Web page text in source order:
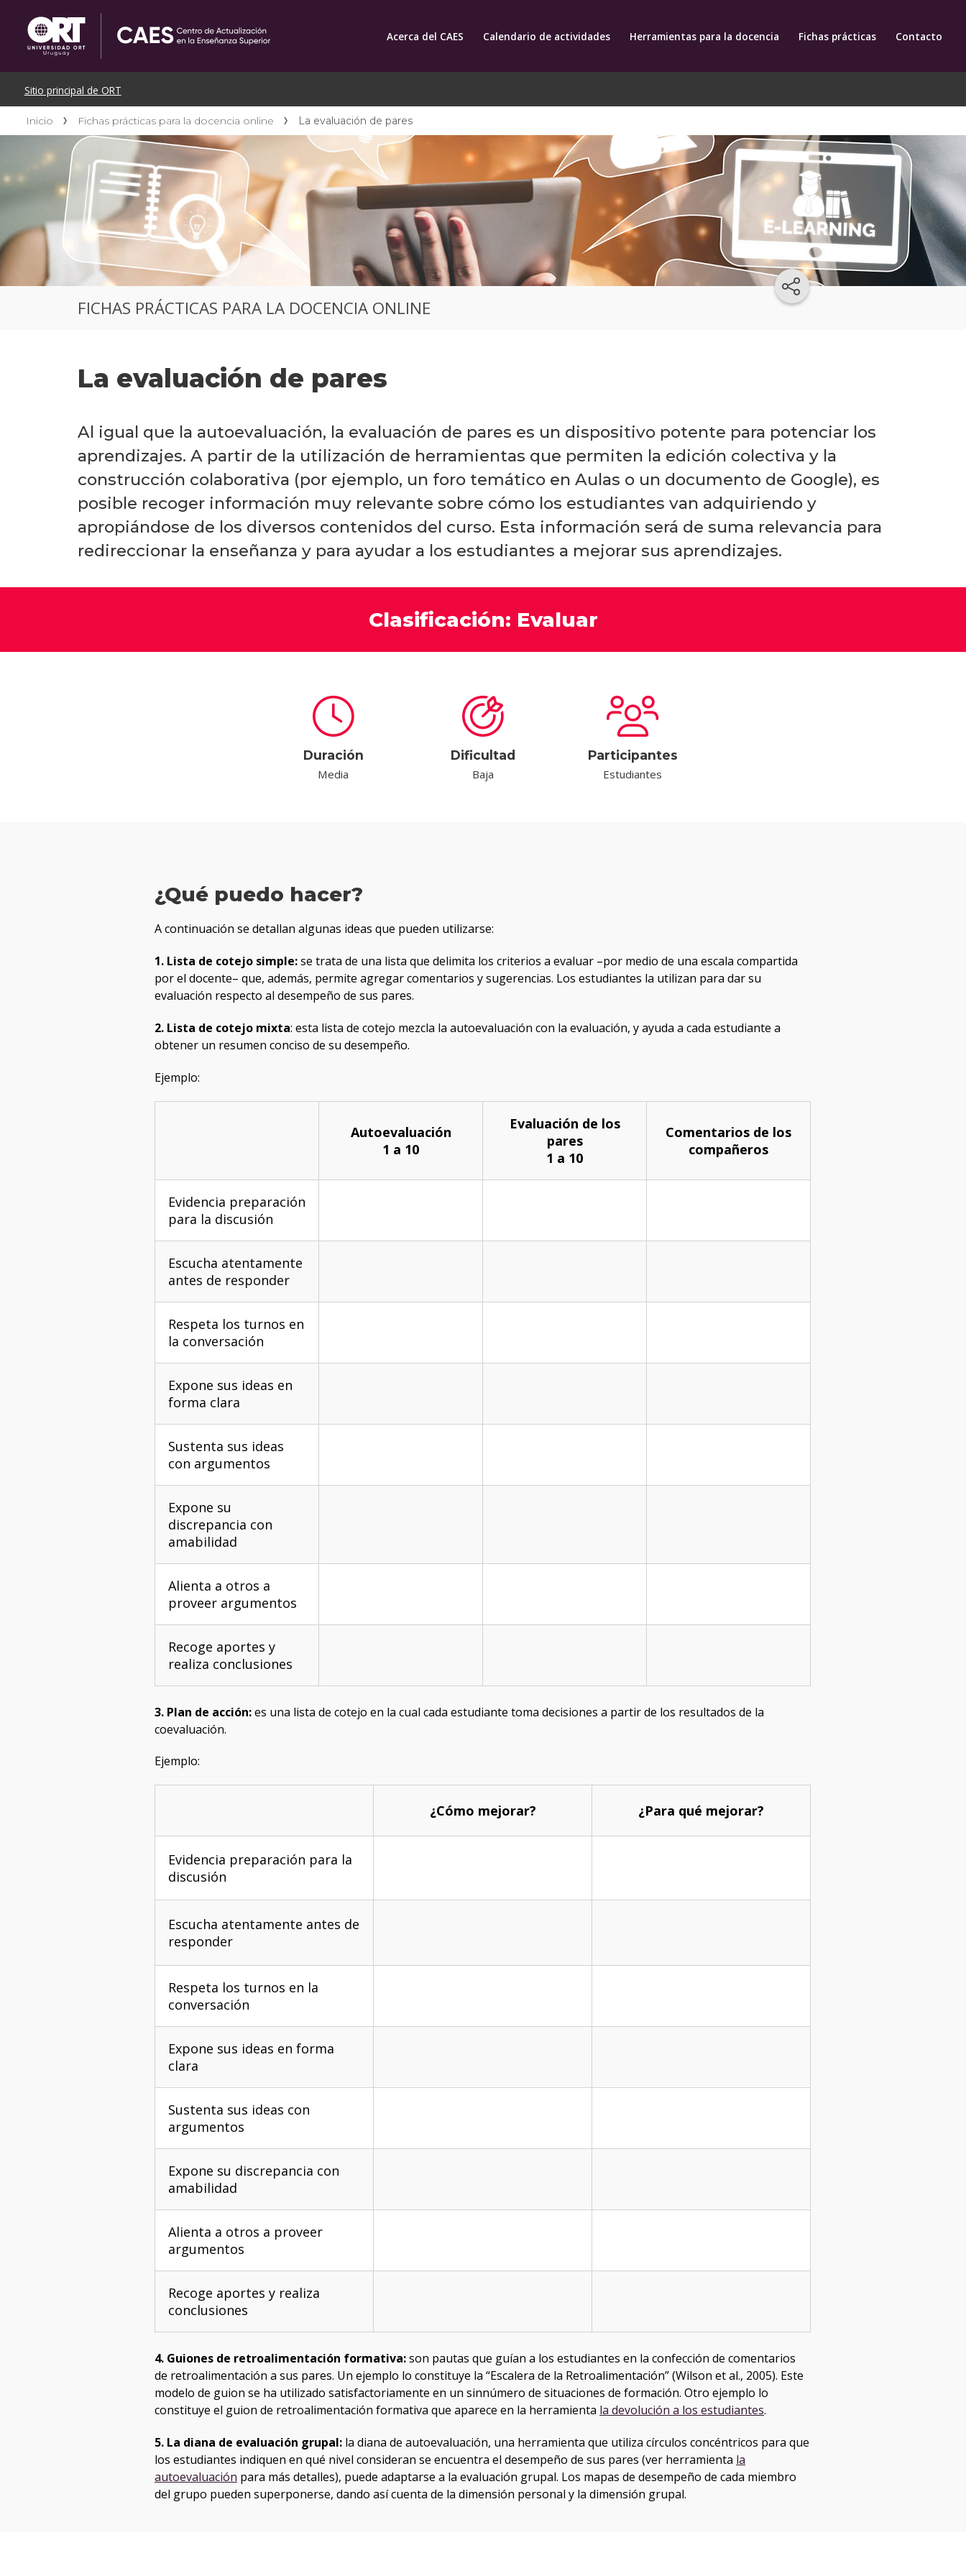
Acerca del CAES Calendario de actividades Herramientas para la docencia Fichas prácticas Contacto
Inicio Fichas prácticas para la docencia online La evaluación de pares
FICHAS PRÁCTICAS PARA LA DOCENCIA ONLINE
La evaluación de pares
Al igual que la autoevaluación, la evaluación de pares es un dispositivo potente para potenciar los
aprendizajes. A partir de la utilización de herramientas que permiten la edición colectiva y la
construcción colaborativa (por ejemplo, un foro temático en Aulas o un documento de Google), es
posible recoger información muy relevante sobre cómo los estudiantes van adquiriendo y
apropiándose de los diversos contenidos del curso. Esta información será de suma relevancia para
redireccionar la enseñanza y para ayudar a los estudiantes a mejorar sus aprendizajes.
Clasificación: Evaluar
Duración
Media
Dificultad
Baja
Participantes
Estudiantes
¿Qué puedo hacer?
A continuación se detallan algunas ideas que pueden utilizarse:
1. Lista de cotejo simple:se trata de una lista que delimita los criterios a evaluar –por medio de una escala compartida
por el docente– que, además, permite agregar comentarios y sugerencias. Los estudiantes la utilizan para dar su
evaluación respecto al desempeño de sus pares.
2. Lista de cotejo mixta: esta lista de cotejo mezcla la autoevaluación con la evaluación, y ayuda a cada estudiante a
obtener un resumen conciso de su desempeño.
Ejemplo:
Autoevaluación
1 a 10
Evaluación de los
pares
1 a 10
Comentarios de los
compañeros
Evidencia preparación
para la discusión
Escucha atentamente
antes de responder
Respeta los turnos en
la conversación
Expone sus ideas en
forma clara
Sustenta sus ideas
con argumentos
Expone su
discrepancia con
amabilidad
Alienta a otros a
proveer argumentos
Recoge aportes y
realiza conclusiones
3. Plan de acción:es una lista de cotejo en la cual cada estudiante toma decisiones a partir de los resultados de la
coevaluación.
Ejemplo:
¿Cómo mejorar? ¿Para qué mejorar?
Evidencia preparación para la
discusión
Escucha atentamente antes de
responder
Respeta los turnos en la
conversación
Expone sus ideas en forma
clara
Sustenta sus ideas con
argumentos
Expone su discrepancia con
amabilidad
Alienta a otros a proveer
argumentos
Recoge aportes y realiza
conclusiones
4. Guiones de retroalimentación formativa:son pautas que guían a los estudiantes en la confección de comentarios
de retroalimentación a sus pares. Un ejemplo lo constituye la “Escalera de la Retroalimentación” (Wilson et al., 2005). Este
modelo de guion se ha utilizado satisfactoriamente en un sinnúmero de situaciones de formación. Otro ejemplo lo
constituye el guion de retroalimentación formativa que aparece en la herramienta la devolución a los estudiantes.
5. La diana de evaluación grupal: la diana de autoevaluación, una herramienta que utiliza círculos concéntricos para que
los estudiantes indiquen en qué nivel consideran se encuentra el desempeño de sus pares (ver herramienta la
autoevaluación para más detalles), puede adaptarse a la evaluación grupal. Los mapas de desempeño de cada miembro
del grupo pueden superponerse, dando así cuenta de la dimensión personal y la dimensión grupal.